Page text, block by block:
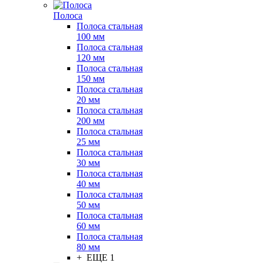
Полоса
Полоса стальная
100 мм
Полоса стальная
120 мм
Полоса стальная
150 мм
Полоса стальная
20 мм
Полоса стальная
200 мм
Полоса стальная
25 мм
Полоса стальная
30 мм
Полоса стальная
40 мм
Полоса стальная
50 мм
Полоса стальная
60 мм
Полоса стальная
80 мм
+ ЕЩЕ 1